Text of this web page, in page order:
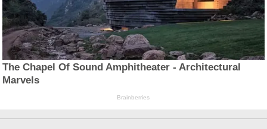
The Chapel Of Sound Amphitheater - Architectural
Marvels
Brainberries